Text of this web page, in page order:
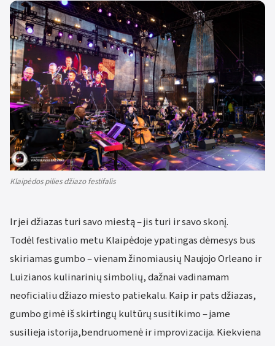
Klaipėdos pilies džiazo festifalis
Ir jei džiazas turi savo miestą – jis turi ir savo skonį.
Todėl festivalio metu Klaipėdoje ypatingas dėmesys bus
skiriamas gumbo – vienam žinomiausių Naujojo Orleano ir
Luizianos kulinarinių simbolių, dažnai vadinamam
neoficialiu džiazo miesto patiekalu. Kaip ir pats džiazas,
gumbo gimė iš skirtingų kultūrų susitikimo – jame
susilieja istorija,bendruomenė ir improvizacija. Kiekviena